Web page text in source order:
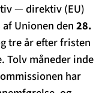
— direktiv (EU)
Unionen den28.
tre år efter fristen
Tolv måneder inde
har